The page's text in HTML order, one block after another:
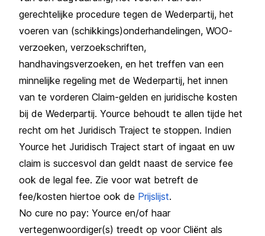
gerechtelijke procedure tegen de Wederpartij, het
voeren van (schikkings)onderhandelingen, WOO-
verzoeken, verzoekschriften,
handhavingsverzoeken, en het treffen van een
minnelijke regeling met de Wederpartij, het innen
van te vorderen Claim-gelden en juridische kosten
bij de Wederpartij. Yource behoudt te allen tijde het
recht om het Juridisch Traject te stoppen. Indien
Yource het Juridisch Traject start of ingaat en uw
claim is succesvol dan geldt naast de service fee
ook de legal fee. Zie voor wat betreft de
fee/kosten hiertoe ook de Prijslijst.
No cure no pay: Yource en/of haar
vertegenwoordiger(s) treedt op voor Cliënt als